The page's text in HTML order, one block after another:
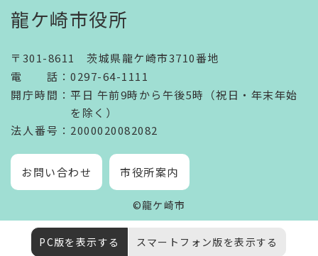
龍ケ崎市役所
〒301-8611 茨城県龍ケ崎市3710番地
電話 ： 0297-64-1111
開庁時間 ： 平日 午前9時から午後5時（祝日・年末年始
を除く）
法人番号 ：2000020082082
お問い合わせ 市役所案内
©龍ケ崎市
PC版を表示する スマートフォン版を表示する